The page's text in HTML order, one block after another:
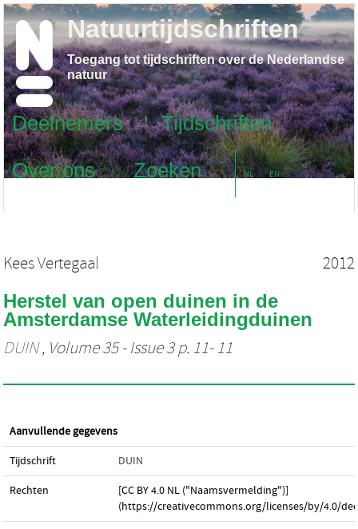
Deelnemers
Tijdschriften
Over ons
Zoeken NL EN
Natuurtijdschriften
Toegang tot tijdschriften over de Nederlandse
natuur
Kees Vertegaal 2012
Herstel van open duinen in de
Amsterdamse Waterleidingduinen
DUIN, Volume 35 - Issue 3 p. 11- 11
Aanvullende gegevens
Tijdschrift DUIN
Rechten
[CC BY 4.0 NL ("Naamsvermelding")]
(https://creativecommons.org/licenses/by/4.0/